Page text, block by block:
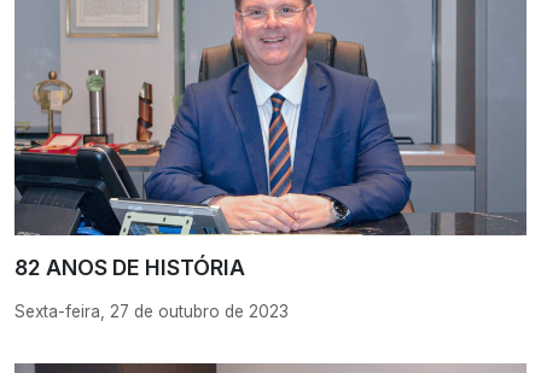
82 ANOS DE HISTÓRIA
Sexta-feira, 27 de outubro de 2023